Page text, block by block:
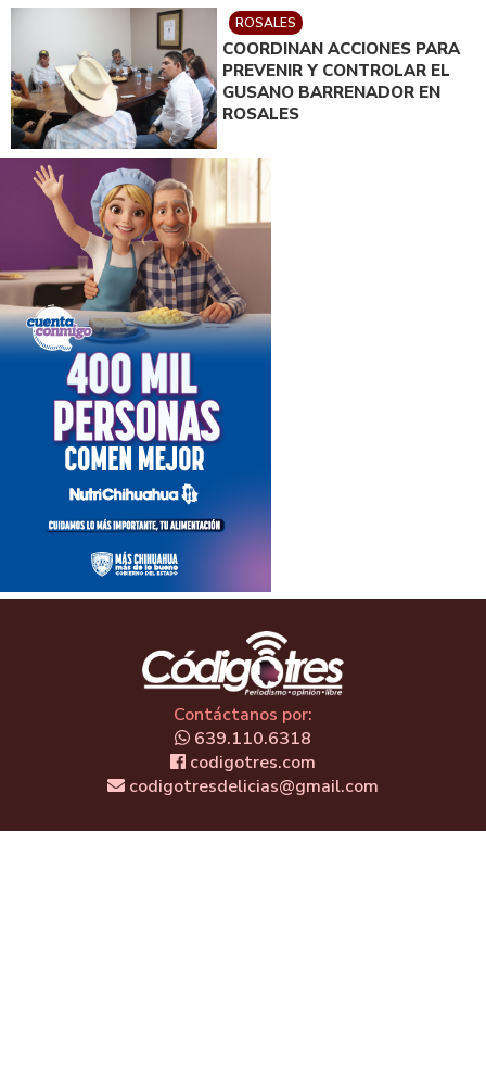
ROSALES
COORDINAN ACCIONES PARA
PREVENIR Y CONTROLAR EL
GUSANO BARRENADOR EN
ROSALES
Contáctanos por:
639.110.6318
codigotres.com
codigotresdelicias@gmail.com